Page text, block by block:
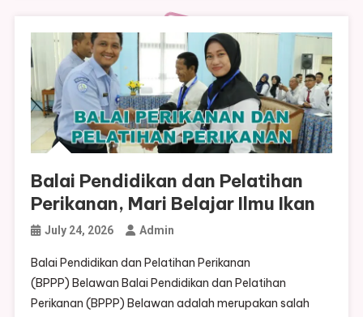
Balai Pendidikan dan Pelatihan
Perikanan, Mari Belajar Ilmu Ikan
July 24, 2026 Admin
Balai Pendidikan dan Pelatihan Perikanan
(BPPP) Belawan Balai Pendidikan dan Pelatihan
Perikanan (BPPP) Belawan adalah merupakan salah